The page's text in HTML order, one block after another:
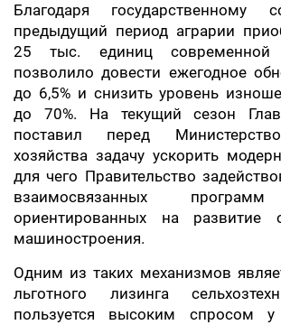
Благодаря государственному
предыдущий период аграрии
25 тыс. единиц современной
позволило довести ежегодное
до 6,5% и снизить уровень
до 70%. На текущий сезон
поставил перед
хозяйства задачу ускорить
для чего Правительство
взаимосвязанных
ориентированных на развитие
машиностроения.
Одним из таких механизмов
льготного лизинга
пользуется высоким спросом